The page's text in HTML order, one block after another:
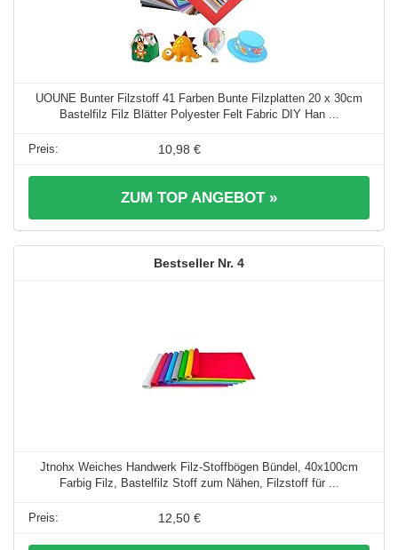
UOUNE Bunter Filzstoff 41 Farben Bunte Filzplatten 20 x 30cm
Bastelfilz Filz Blätter Polyester Felt Fabric DIY Han ...
10,98 €
ZUM TOP ANGEBOT »
4
Jtnohx Weiches Handwerk Filz-Stoffbögen Bündel, 40x100cm
Farbig Filz, Bastelfilz Stoff zum Nähen, Filzstoff für ...
12,50 €